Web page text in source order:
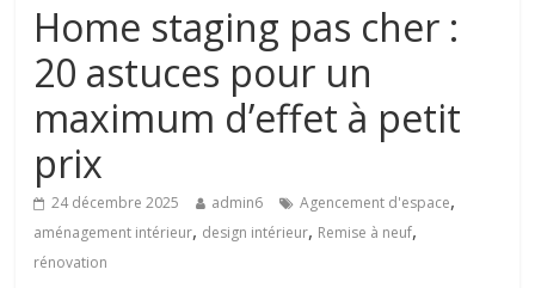
Home staging pas cher :
20 astuces pour un
maximum d’effet à petit
prix
24 décembre 2025 admin6 Agencement d'espace,
aménagement intérieur, design intérieur, Remise à neuf,
rénovation